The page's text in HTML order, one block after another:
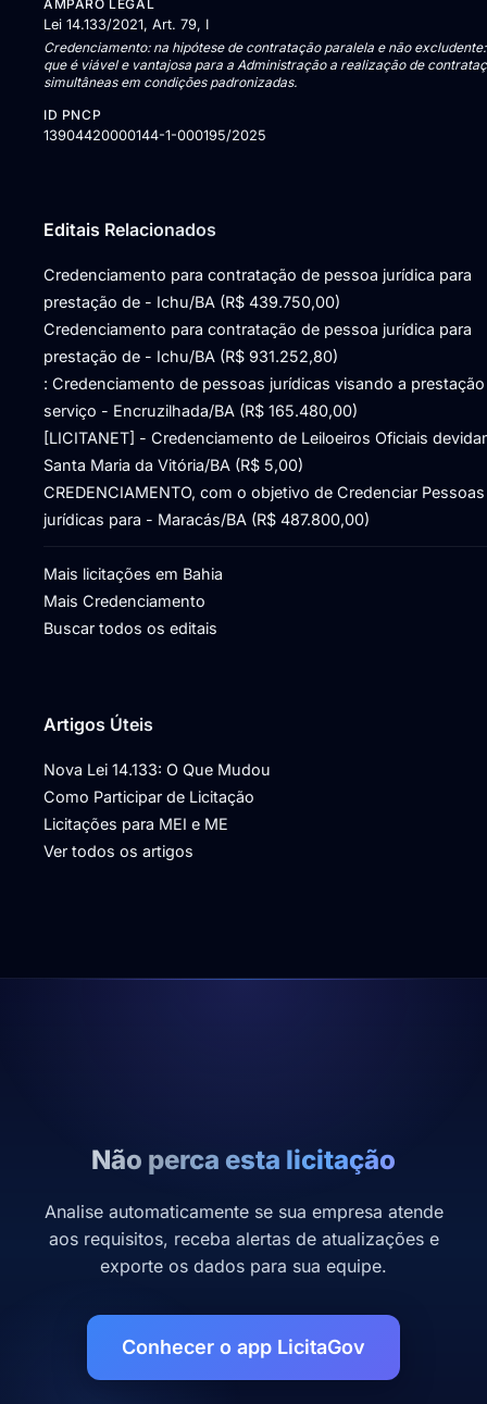
AMPARO LEGAL
Lei 14.133/2021, Art. 79, I
Credenciamento: na hipótese de contratação paralela e não
que é viável e vantajosa para a Administração a realização de
simultâneas em condições padronizadas.
ID PNCP
13904420000144-1-000195/2025
Editais Relacionados
Credenciamento para contratação de pessoa jurídica para
prestação de - Ichu/BA (R$ 439.750,00)
Credenciamento para contratação de pessoa jurídica para
prestação de - Ichu/BA (R$ 931.252,80)
: Credenciamento de pessoas jurídicas visando a
serviço - Encruzilhada/BA (R$ 165.480,00)
[LICITANET] - Credenciamento de Leiloeiros Oficiais
Santa Maria da Vitória/BA (R$ 5,00)
CREDENCIAMENTO, com o objetivo de Credenciar Pessoas
jurídicas para - Maracás/BA (R$ 487.800,00)
Mais licitações em Bahia
Mais Credenciamento
Buscar todos os editais
Artigos Úteis
Nova Lei 14.133: O Que Mudou
Como Participar de Licitação
Licitações para MEI e ME
Ver todos os artigos
Não perca esta licitação
Analise automaticamente se sua empresa atende
aos requisitos, receba alertas de atualizações e
exporte os dados para sua equipe.
Conhecer o app LicitaGov